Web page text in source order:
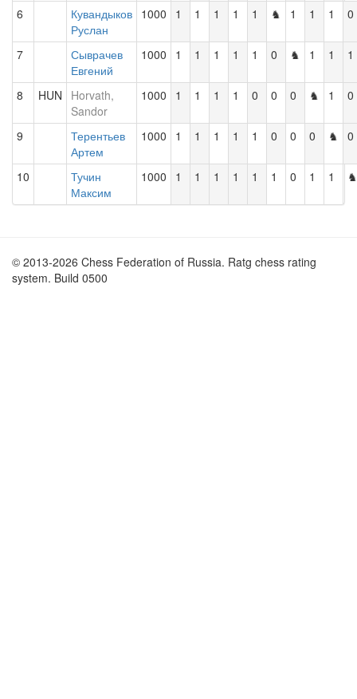
6
Кувандыков
Руслан
1000 1 1 1 1 1 ♞ 1 1 1 0
7
Сыврачев
Евгений
1000 1 1 1 1 1 0 ♞ 1 1 1
8 HUN
Horvath,
Sandor
1000 1 1 1 1 0 0 0 ♞ 1 0
9
Терентьев
Артем
1000 1 1 1 1 1 0 0 0 ♞ 0
10
Тучин
Максим
1000 1 1 1 1 1 1 0 1 1 ♞
© 2013-2026 Chess Federation of Russia. Ratg chess rating
system. Build 0500